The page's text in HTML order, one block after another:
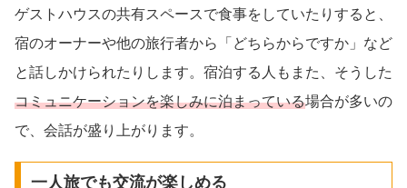
ゲストハウスの共有スペースで食事をしていたりすると、
宿のオーナーや他の旅行者から「どちらからですか」など
と話しかけられたりします。宿泊する人もまた、そうした
コミュニケーションを楽しみに泊まっている場合が多いの
で、会話が盛り上がります。
一人旅でも交流が楽しめる